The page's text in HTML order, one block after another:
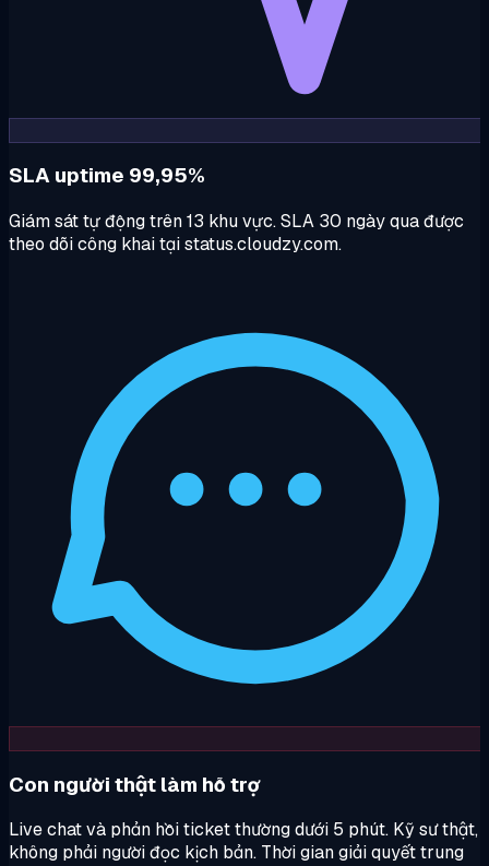
SLA uptime 99,95%
Giám sát tự động trên 13 khu vực. SLA 30 ngày qua được
theo dõi công khai tại status.cloudzy.com.
Con người thật làm hỗ trợ
Live chat và phản hồi ticket thường dưới 5 phút. Kỹ sư thật,
không phải người đọc kịch bản. Thời gian giải quyết trung